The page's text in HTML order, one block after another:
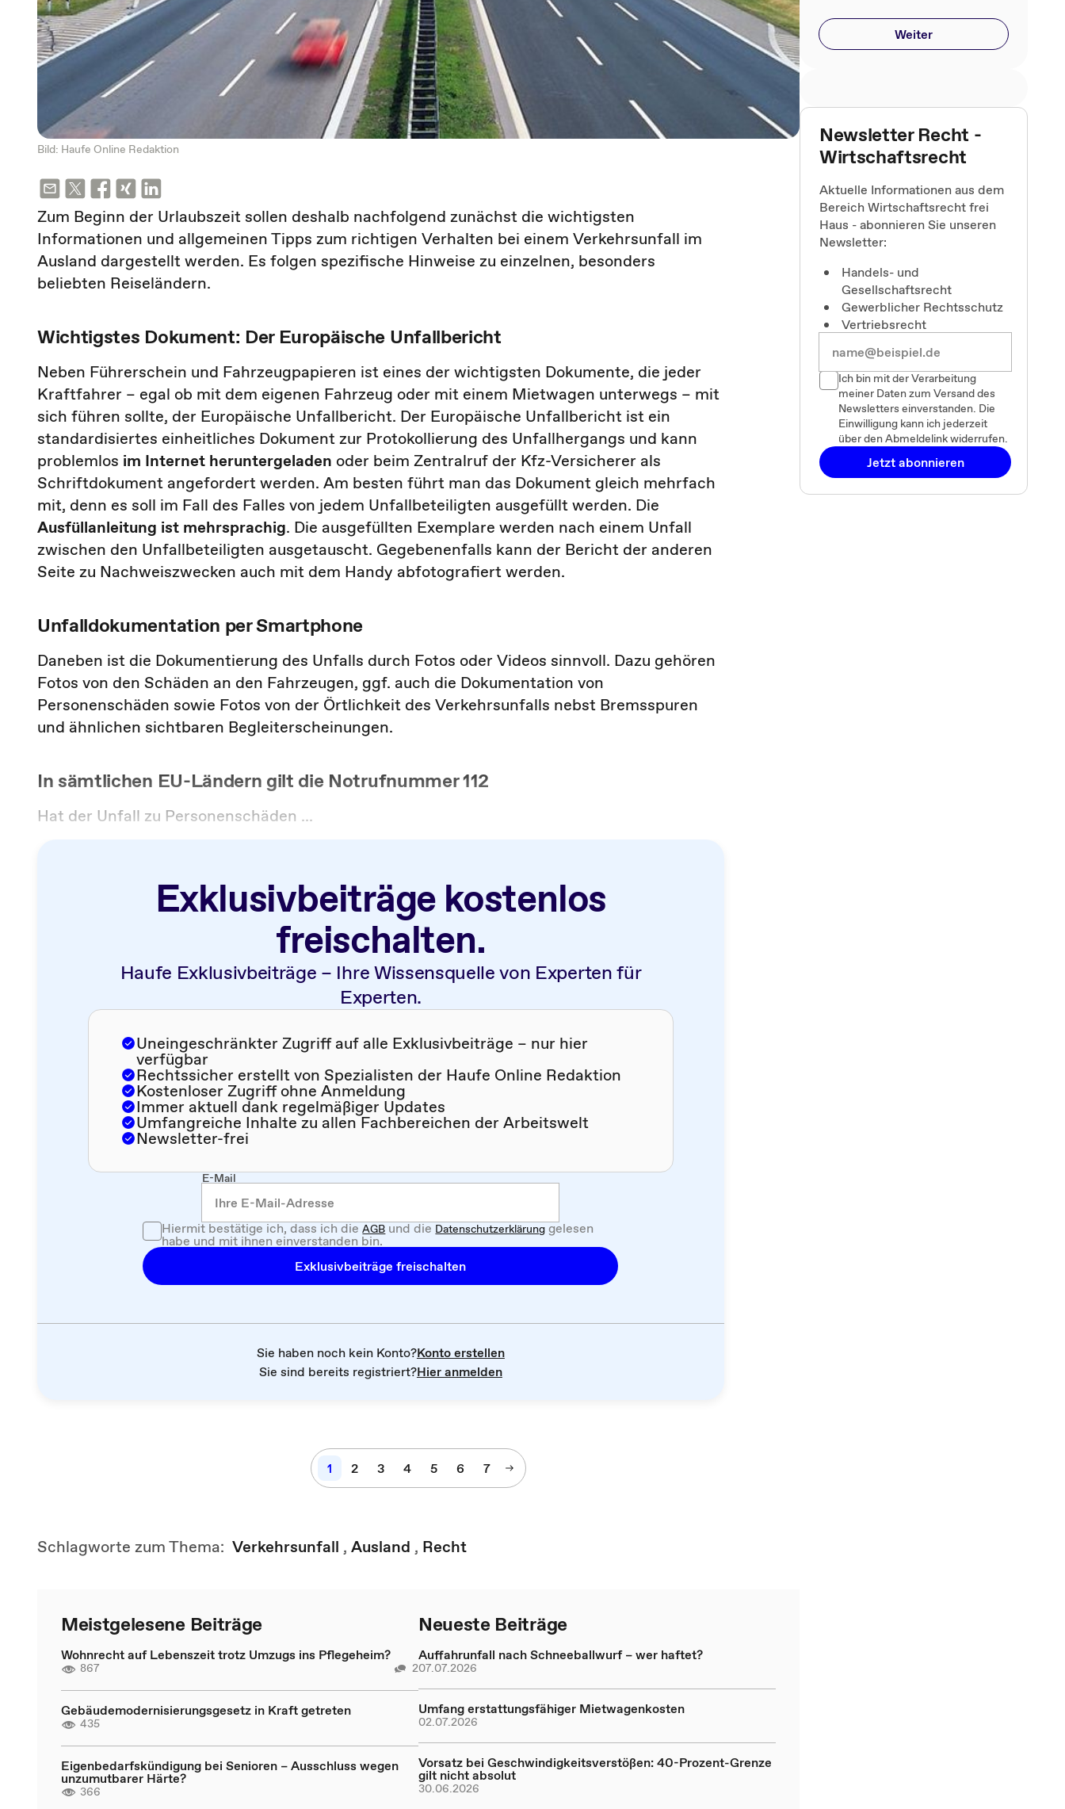
Bild: Haufe Online Redaktion
Zum Beginn der Urlaubszeit sollen deshalb nachfolgend zunächst die wichtigsten
Informationen und allgemeinen Tipps zum richtigen Verhalten bei einem Verkehrsunfall im
Ausland dargestellt werden. Es folgen spezifische Hinweise zu einzelnen, besonders
beliebten Reiseländern.
Wichtigstes Dokument: Der Europäische Unfallbericht
Neben Führerschein und Fahrzeugpapieren ist eines der wichtigsten Dokumente, die jeder
Kraftfahrer – egal ob mit dem eigenen Fahrzeug oder mit einem Mietwagen unterwegs – mit
sich führen sollte, der Europäische Unfallbericht. Der Europäische Unfallbericht ist ein
standardisiertes einheitliches Dokument zur Protokollierung des Unfallhergangs und kann
problemlos im Internet heruntergeladen oder beim Zentralruf der Kfz-Versicherer als
Schriftdokument angefordert werden. Am besten führt man das Dokument gleich mehrfach
mit, denn es soll im Fall des Falles von jedem Unfallbeteiligten ausgefüllt werden. Die
Ausfüllanleitung ist mehrsprachig. Die ausgefüllten Exemplare werden nach einem Unfall
zwischen den Unfallbeteiligten ausgetauscht. Gegebenenfalls kann der Bericht der anderen
Seite zu Nachweiszwecken auch mit dem Handy abfotografiert werden.
Unfalldokumentation per Smartphone
Daneben ist die Dokumentierung des Unfalls durch Fotos oder Videos sinnvoll. Dazu gehören
Fotos von den Schäden an den Fahrzeugen, ggf. auch die Dokumentation von
Personenschäden sowie Fotos von der Örtlichkeit des Verkehrsunfalls nebst Bremsspuren
und ähnlichen sichtbaren Begleiterscheinungen.
In sämtlichen EU-Ländern gilt die Notrufnummer 112
Hat der Unfall zu Personenschäden ...
Exklusivbeiträge kostenlos
freischalten.
Haufe Exklusivbeiträge – Ihre Wissensquelle von Experten für
Experten.
Uneingeschränkter Zugriff auf alle Exklusivbeiträge – nur hier
verfügbar
Rechtssicher erstellt von Spezialisten der Haufe Online Redaktion
Kostenloser Zugriff ohne Anmeldung
Immer aktuell dank regelmäßiger Updates
Umfangreiche Inhalte zu allen Fachbereichen der Arbeitswelt
Newsletter-frei
E-Mail
Hiermit bestätige ich, dass ich dieAGBund dieDatenschutzerklärunggelesen
habe und mit ihnen einverstanden bin.
Exklusivbeiträge freischalten
Sie haben noch kein Konto?Konto erstellen
Sie sind bereits registriert?Hier anmelden
1 2 3 4 5 6 7
Schlagworte zum Thema: Verkehrsunfall , Ausland , Recht
Meistgelesene Beiträge
Wohnrecht auf Lebenszeit trotz Umzugs ins Pflegeheim?
867 2
Gebäudemodernisierungsgesetz in Kraft getreten
435
Eigenbedarfskündigung bei Senioren – Ausschluss wegen
unzumutbarer Härte?
366
Neueste Beiträge
Auffahrunfall nach Schneeballwurf – wer haftet?
07.07.2026
Umfang erstattungsfähiger Mietwagenkosten
02.07.2026
Vorsatz bei Geschwindigkeitsverstößen: 40-Prozent-Grenze
gilt nicht absolut
30.06.2026
Weiter
Newsletter Recht -
Wirtschaftsrecht
Aktuelle Informationen aus dem
Bereich Wirtschaftsrecht frei
Haus - abonnieren Sie unseren
Newsletter:
Handels- und
Gesellschaftsrecht
Gewerblicher Rechtsschutz
Vertriebsrecht
Ich bin mit der Verarbeitung
meiner Daten zum Versand des
Newsletters einverstanden. Die
Einwilligung kann ich jederzeit
über den Abmeldelink widerrufen.
Jetzt abonnieren